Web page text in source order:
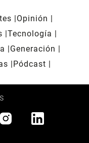
Opinión
Tecnología
Generación
Pódcast